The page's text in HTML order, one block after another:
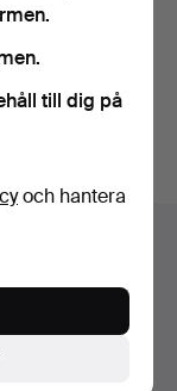
auktioner
till dig på
och hantera